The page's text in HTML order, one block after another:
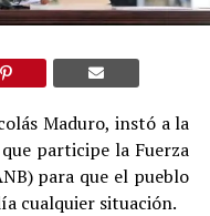
Maduro, instó a la
participe la Fuerza
para que el pueblo
cualquier situación.